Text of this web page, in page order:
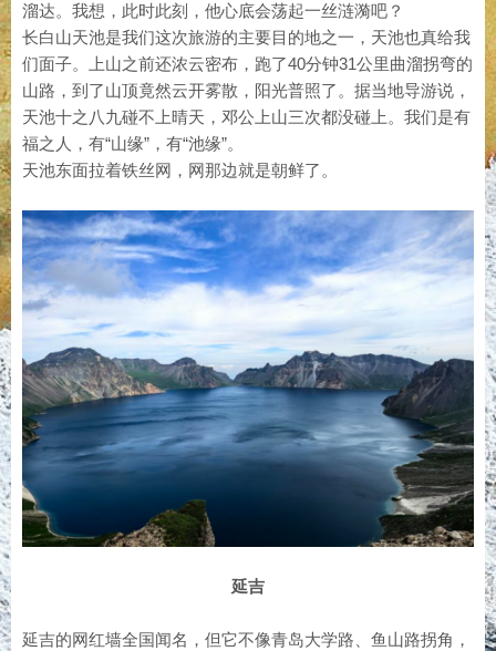
溜达。我想，此时此刻，他心底会荡起一丝涟漪吧？
长白山天池是我们这次旅游的主要目的地之一，天池也真给我
们面子。上山之前还浓云密布，跑了40分钟31公里曲溜拐弯的
山路，到了山顶竟然云开雾散，阳光普照了。据当地导游说，
天池十之八九碰不上晴天，邓公上山三次都没碰上。我们是有
福之人，有“山缘”，有“池缘”。
天池东面拉着铁丝网，网那边就是朝鲜了。
延吉
延吉的网红墙全国闻名，但它不像青岛大学路、鱼山路拐角，